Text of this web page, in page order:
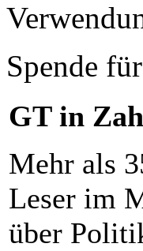
Spende
GT in
Mehr als
Leser im
über